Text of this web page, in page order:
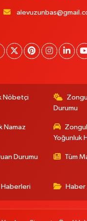
Nöbetçi
Durumu
Namaz
Yoğunluk
Durumu
Tüm
Haberleri Haber